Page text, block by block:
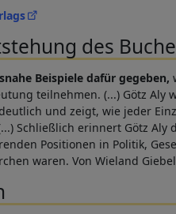
des
Beispiele dafür gegeben,
teilnehmen. (...) Götz Aly
und zeigt, wie jeder
Schließlich erinnert Götz Aly
Positionen in Politik,
waren. Von Wieland Giebel